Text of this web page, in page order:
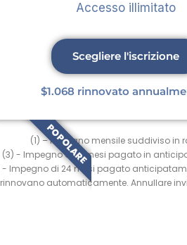
Accesso illimitato
Scegliere l'iscrizione
$1.068 rinnovato
POPOLARE
(1) – Impegno mensile suddiviso in
(3) - Impegno di 12 mesi pagato in
- Impegno di 24 mesi pagato
rinnovano automaticamente. Annullare